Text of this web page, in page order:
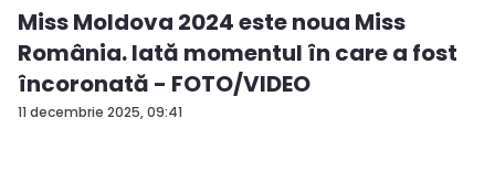
11 decembrie 2025, 09:41
Miss Moldova 2024 este noua Miss
România. Iată momentul în care a fost
încoronată - FOTO/VIDEO